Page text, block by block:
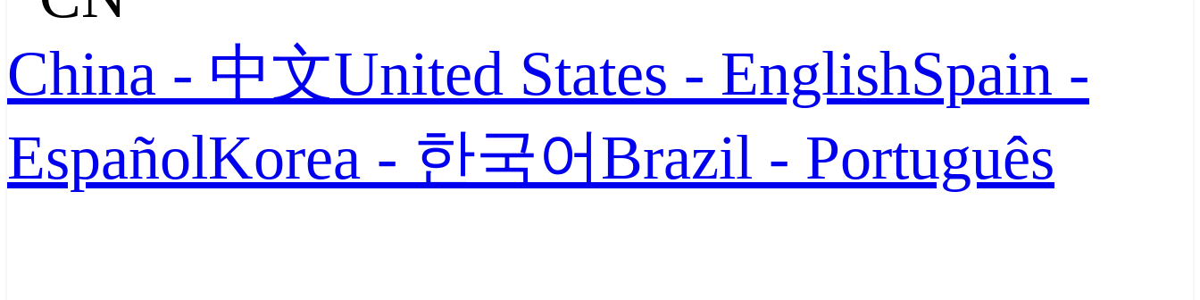
China - 中文United States - EnglishSpain -
EspañolKorea - 한국어Brazil - Português